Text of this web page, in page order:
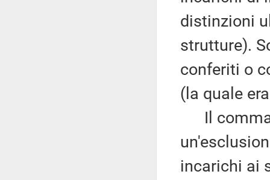
distinzioni
strutture).
conferiti o
(la quale
Il comma
incarichi ai